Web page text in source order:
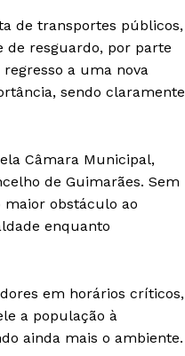
de transportes públicos,
de resguardo, por parte
a uma nova
sendo claramente
Câmara Municipal,
de Guimarães. Sem
maior obstáculo ao
enquanto
em horários críticos,
a população à
ainda mais o ambiente.